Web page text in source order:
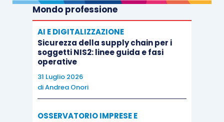
Mondo professione
AI E DIGITALIZZAZIONE
Sicurezza della supply chain per i
soggetti NIS2: linee guida e fasi
operative
31 Luglio 2026
diAndrea Onori
OSSERVATORIO IMPRESE E